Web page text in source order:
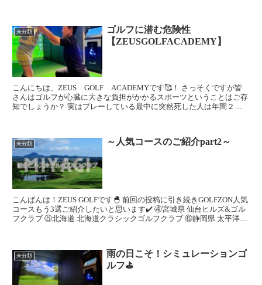
未分類
ゴルフに潜む危険性
【ZEUSGOLFACADEMY】
こんにちは、ZEUS GOLF ACADEMYです🥰！ さっそくですが皆
さんはゴルフが心臓に大きな負担がかかるスポーツということはご存
知でしょうか？ 実はプレーしている最中に突然死した人は年間２０
未分類 ～人気コースのご紹介part2～
こんばんは！ZEUS GOLFです🐣 前回の投稿に引き続きGOLFZON人気
コースもう3選ご紹介したいと思います✔️ ④宮城県 仙台ヒルズ&ゴル
フクラブ ⑤北海道 北海道クラシックゴルフクラブ ⑥静岡県 太平洋ク
未分類
雨の日こそ！シミュレーションゴ
ルフ⛳️